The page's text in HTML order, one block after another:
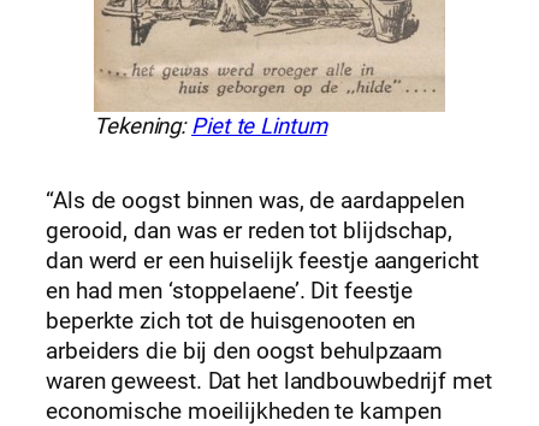
Tekening:Piet te Lintum
“Als de oogst binnen was, de aardappelen
gerooid, dan was er reden tot blijdschap,
dan werd er een huiselijk feestje aangericht
en had men ‘stoppelaene’. Dit feestje
beperkte zich tot de huisgenooten en
arbeiders die bij den oogst behulpzaam
waren geweest. Dat het landbouwbedrijf met
economische moeilijkheden te kampen